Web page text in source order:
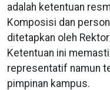
adalah ketentuan
Komposisi dan
ditetapkan oleh
Ketentuan ini
representatif namun
pimpinan kampus.